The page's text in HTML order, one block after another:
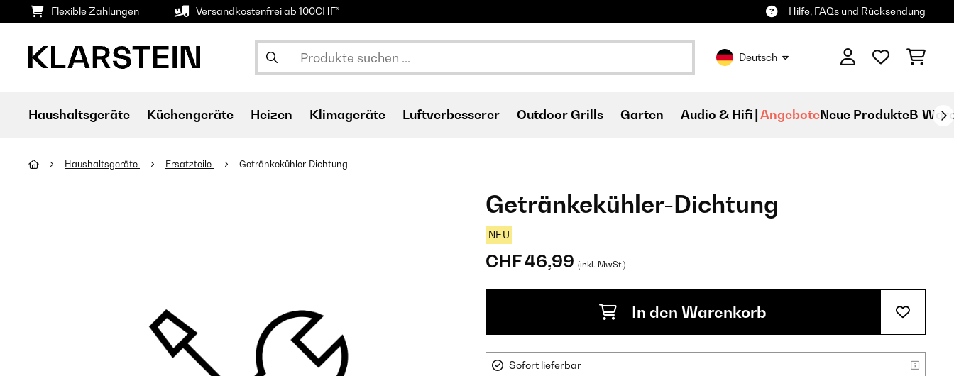
Flexible Zahlungen Versandkostenfrei ab 100CHF* Hilfe, FAQs und Rücksendung
Deutsch
Haushaltsgeräte Küchengeräte Heizen Klimageräte Luftverbesserer Outdoor Grills Garten Audio & Hifi AngeboteNeue ProdukteB-
Haushaltsgeräte Ersatzteile Getränkekühler-Dichtung
Getränkekühler-Dichtung
NEU
CHF 46,99 (inkl. MwSt.)
In den Warenkorb
Sofort lieferbar